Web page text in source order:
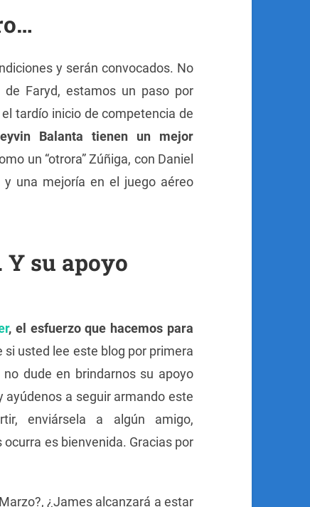
y serán convocados. No
Faryd, estamos un paso por
tardío inicio de competencia de
Balanta tienen un mejor
un “otrora” Zúñiga, con Daniel
una mejoría en el juego aéreo
su apoyo
, el esfuerzo que hacemos para
si usted lee este blog por primera
dude en brindarnos su apoyo
a seguir armando este
enviársela a algún amigo,
es bienvenida. Gracias por
¿James alcanzará a estar